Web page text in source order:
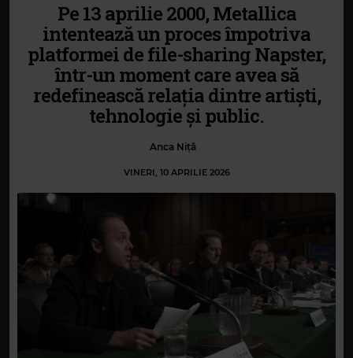
Pe 13 aprilie 2000, Metallica
intentează un proces împotriva
platformei de file-sharing Napster,
într-un moment care avea să
redefinească relația dintre artiști,
tehnologie și public.
Anca Niță
VINERI, 10 APRILIE 2026